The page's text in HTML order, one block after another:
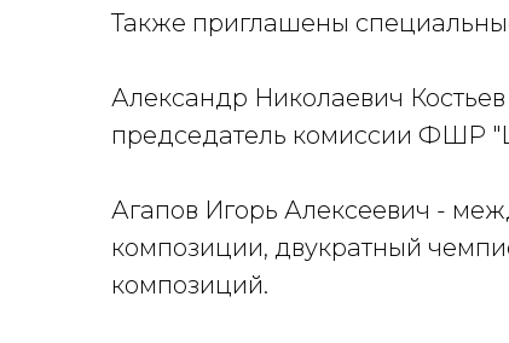
Также приглашены
Александр Николаевич
председатель комиссии ФШР
Агапов Игорь Алексеевич -
композиции, двукратный
композиций.